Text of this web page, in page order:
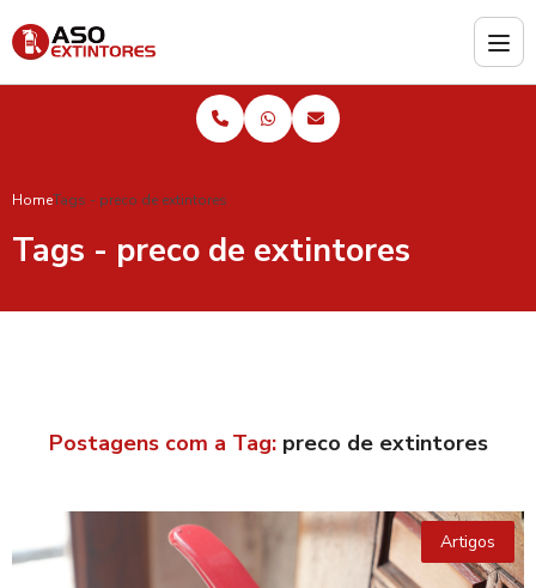
HomeTags - preco de extintores
Tags - preco de extintores
Postagens com a Tag: preco de extintores
Artigos